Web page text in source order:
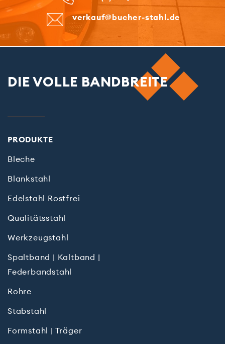
verkauf@bucher-stahl.de
verkauf@bucher-stahl.de
verkauf@bucher-stahl.de
DIE VOLLE BANDBREITE
PRODUKTE
Bleche
Blankstahl
Edelstahl Rostfrei
Qualitätsstahl
Werkzeugstahl
Spaltband | Kaltband |
Federbandstahl
Rohre
Stabstahl
Formstahl | Träger